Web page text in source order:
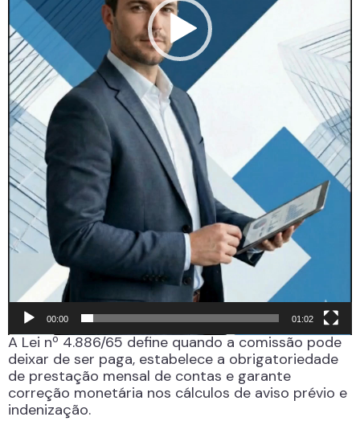
00:00 01:02
A Lei nº 4.886/65 define quando a comissão pode
deixar de ser paga, estabelece a obrigatoriedade
de prestação mensal de contas e garante
correção monetária nos cálculos de aviso prévio e
indenização.